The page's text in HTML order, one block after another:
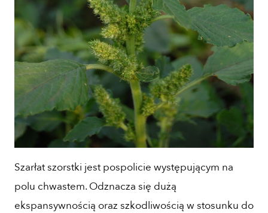
Szarłat szorstki jest pospolicie występującym na
polu chwastem. Odznacza się dużą
ekspansywnością oraz szkodliwością w stosunku do